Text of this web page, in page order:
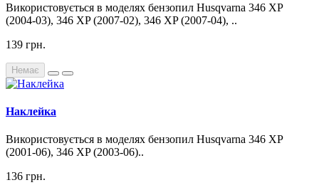
Використовується в моделях бензопил Husqvarna 346 XP
(2004-03), 346 XP (2007-02), 346 XP (2007-04), ..
139 грн.
Немає
Наклейка
Використовується в моделях бензопил Husqvarna 346 XP
(2001-06), 346 XP (2003-06)..
136 грн.